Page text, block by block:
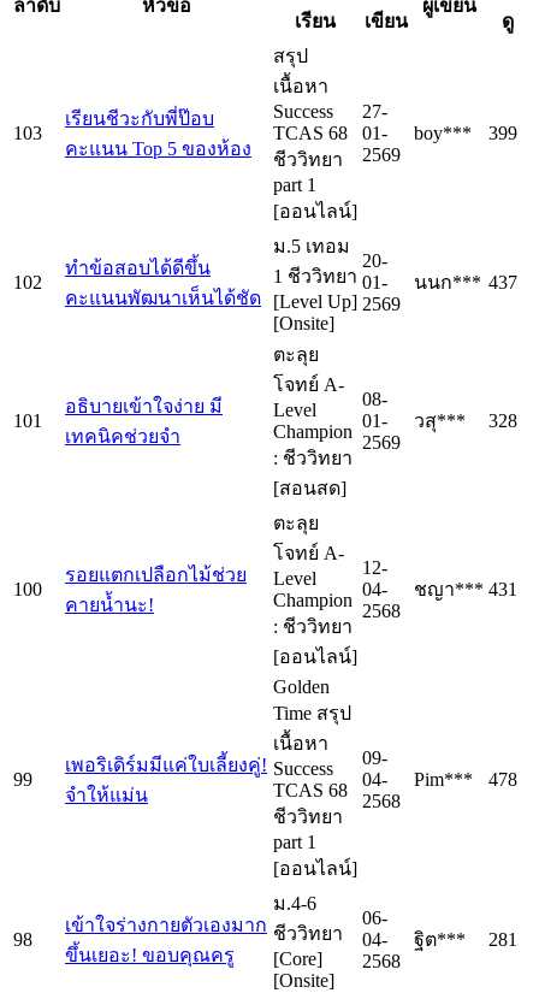
ลำดับ หัวข้อ
เรียน
เขียน
ผู้เขียน
ดู
103
เรียนชีวะกับพี่ป๊อบ
คะแนน Top 5 ของห้อง
สรุป
เนื้อหา
Success
TCAS 68
ชีววิทยา
part 1
[ออนไลน์]
27-
01-
2569
boy*** 399
102
ทำข้อสอบได้ดีขึ้น
คะแนนพัฒนาเห็นได้ชัด
ม.5 เทอม
1 ชีววิทยา
[Level Up]
[Onsite]
20-
01-
2569
นนก*** 437
101
อธิบายเข้าใจง่าย มี
เทคนิคช่วยจำ
ตะลุย
โจทย์ A-
Level
Champion
: ชีววิทยา
[สอนสด]
08-
01-
2569
วสุ*** 328
100
รอยแตกเปลือกไม้ช่วย
คายน้ำนะ!
ตะลุย
โจทย์ A-
Level
Champion
: ชีววิทยา
[ออนไลน์]
12-
04-
2568
ชญา*** 431
99
เพอริเดิร์มมีแค่ใบเลี้ยงคู่!
จำให้แม่น
Golden
Time สรุป
เนื้อหา
Success
TCAS 68
ชีววิทยา
part 1
[ออนไลน์]
09-
04-
2568
Pim*** 478
98
เข้าใจร่างกายตัวเองมาก
ขึ้นเยอะ! ขอบคุณครู
ม.4-6
ชีววิทยา
[Core]
[Onsite]
06-
04-
2568
ฐิต*** 281